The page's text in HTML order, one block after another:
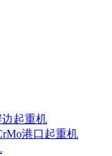
起重机
港口起重机